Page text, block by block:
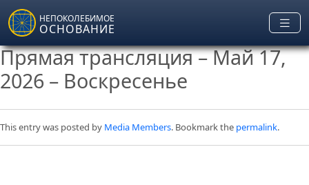
Skip to main content
НЕПОКОЛЕБИМОЕ
ОСНОВАНИЕ
Прямая трансляция – Май 17,
2026 – Воскресенье
This entry was posted by Media Members. Bookmark the permalink.